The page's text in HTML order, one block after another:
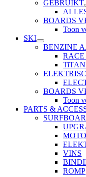
GEBRUIKT
BOARDS
Toon
SKI
BENZINE
BOARDS
Toon
PARTS &
VINS
ROMP